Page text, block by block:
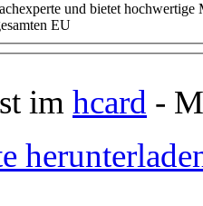
und bietet
EU
im hcard -